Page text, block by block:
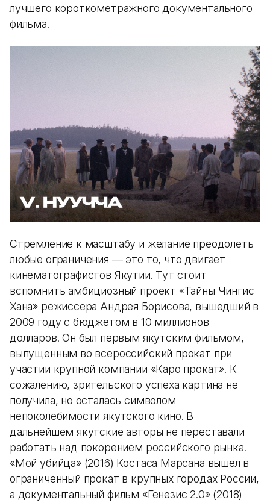
лучшего короткометражного документального
фильма.
Стремление к масштабу и желание преодолеть
любые ограничения — это то, что двигает
кинематографистов Якутии. Тут стоит
вспомнить амбициозный проект «Тайны Чингис
Хана» режиссера Андрея Борисова, вышедший в
2009 году с бюджетом в 10 миллионов
долларов. Он был первым якутским фильмом,
выпущенным во всероссийский прокат при
участии крупной компании «Каро прокат». К
сожалению, зрительского успеха картина не
получила, но осталась символом
непоколебимости якутского кино. В
дальнейшем якутские авторы не переставали
работать над покорением российского рынка.
«Мой убийца» (2016) Костаса Марсана вышел в
ограниченный прокат в крупных городах России,
а документальный фильм «Генезис 2.0» (2018)